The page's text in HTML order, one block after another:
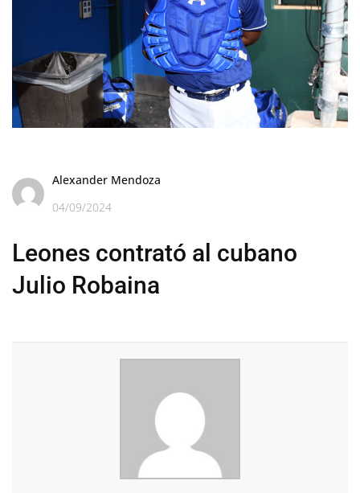
Alexander Mendoza
04/09/2024
Leones contrató al cubano
Julio Robaina